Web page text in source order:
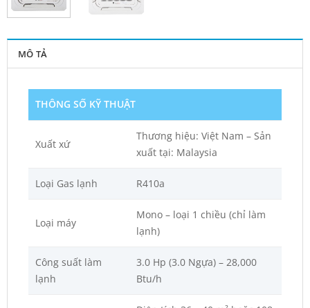
MÔ TẢ
THÔNG SỐ KỸ THUẬT
Xuất xứ
Thương hiệu: Việt Nam – Sản
xuất tại: Malaysia
Loại Gas lạnh R410a
Loại máy
Mono – loại 1 chiều (chỉ làm
lạnh)
Công suất làm
lạnh
3.0 Hp (3.0 Ngựa) – 28,000
Btu/h